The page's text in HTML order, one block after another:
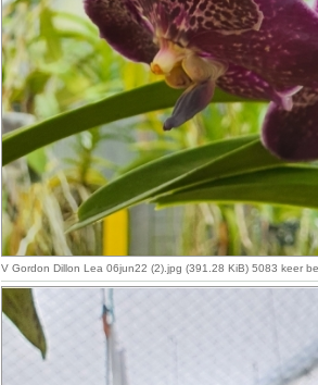
V Gordon Dillon Lea 06jun22 (2).jpg (391.28 KiB) 5083 keer